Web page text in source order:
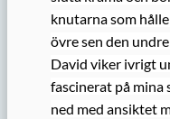
knutarna som
övre sen den
David viker ivrigt
fascinerat på mina
ned med ansiktet